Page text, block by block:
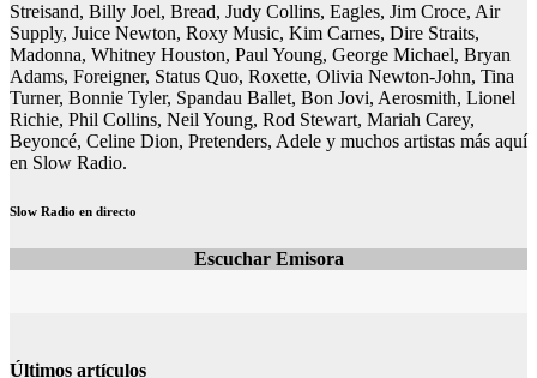
Streisand, Billy Joel, Bread, Judy Collins, Eagles, Jim Croce, Air
Supply, Juice Newton, Roxy Music, Kim Carnes, Dire Straits,
Madonna, Whitney Houston, Paul Young, George Michael, Bryan
Adams, Foreigner, Status Quo, Roxette, Olivia Newton-John, Tina
Turner, Bonnie Tyler, Spandau Ballet, Bon Jovi, Aerosmith, Lionel
Richie, Phil Collins, Neil Young, Rod Stewart, Mariah Carey,
Beyoncé, Celine Dion, Pretenders, Adele y muchos artistas más aquí
en Slow Radio.
Slow Radio en directo
Escuchar Emisora
Últimos artículos